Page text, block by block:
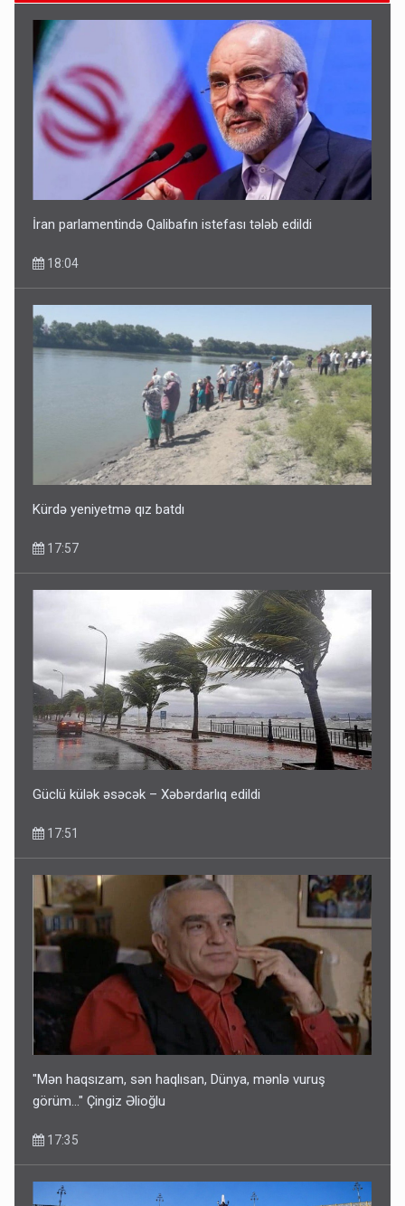
Avtomobil sahiblərinin nəzərinə: Kasko bahalaşır -
SƏBƏBLƏR
Dünyanı idarə edənlər insanlığın başını bu şou ilə qatır
14:22
Fırıldaqçıların yeni silahı: Süni intellekt - Bunları etməzdən
əvvəl diqqətli olun
10:56
İran parlamentində Qalibafın istefası tələb edildi
18:04
Kürdə yeniyetmə qız batdı
17:57
Güclü külək əsəcək – Xəbərdarlıq edildi
17:51
"Mən haqsızam, sən haqlısan, Dünya, mənlə vuruş
görüm..." Çingiz Əlioğlu
17:35